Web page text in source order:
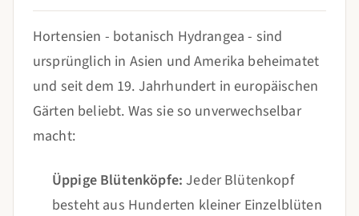
Hortensien - botanisch Hydrangea - sind
ursprünglich in Asien und Amerika beheimatet
und seit dem 19. Jahrhundert in europäischen
Gärten beliebt. Was sie so unverwechselbar
macht:
Üppige Blütenköpfe: Jeder Blütenkopf
besteht aus Hunderten kleiner Einzelblüten